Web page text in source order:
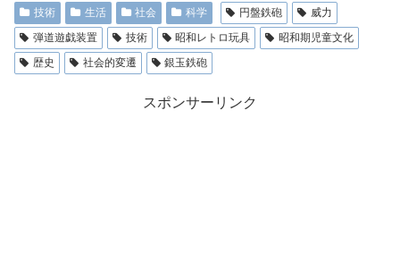
技術 生活 社会 科学 円盤鉄砲
威力
弾道遊戯装置
技術 昭和レトロ玩具
昭和期児童文化
歴史
社会的変遷 銀玉鉄砲
スポンサーリンク